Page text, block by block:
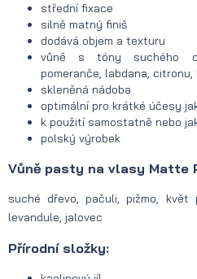
střední fixace
silně matný finiš
dodává objem a texturu
vůně s tóny suchého
pomeranče, labdana,
skleněná nádoba
optimální pro krátké účesy
k použití samostatně nebo
polský výrobek
Vůně pasty na vlasy Matte
suché dřevo, pačuli, pižmo, květ
levandule, jalovec
Přírodní složky: